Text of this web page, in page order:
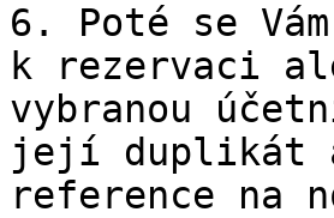
6. Poté se
k rezervaci
vybranou
její duplikát a
reference na